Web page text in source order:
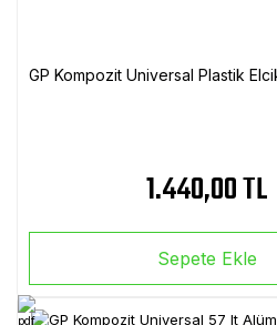
GP Kompozit Universal Plastik
1.440,00 TL
Sepete Ekle